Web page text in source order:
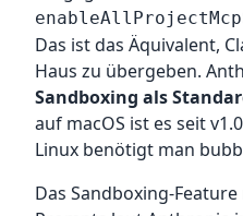
Das ist das Äquivalent,
Haus zu übergeben.
Sandboxing als
auf macOS ist es seit
Linux benötigt man
Das Sandboxing-